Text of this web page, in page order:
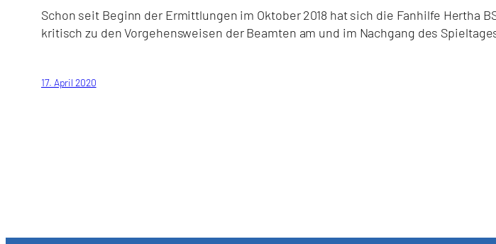
Schon seit Beginn der Ermittlungen im Oktober 2018 hat sich die Fanhilfe Hertha
kritisch zu den Vorgehensweisen der Beamten am und im Nachgang des
17. April 2020